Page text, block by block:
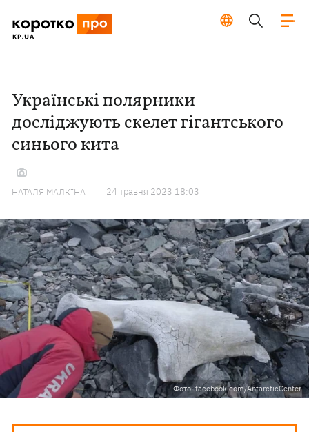
Українські полярники
досліджують скелет гігантського
синього кита
НАТАЛЯ МАЛКІНА 24 травня 2023 18:03
Фото: facebook.com/AntarcticCenter